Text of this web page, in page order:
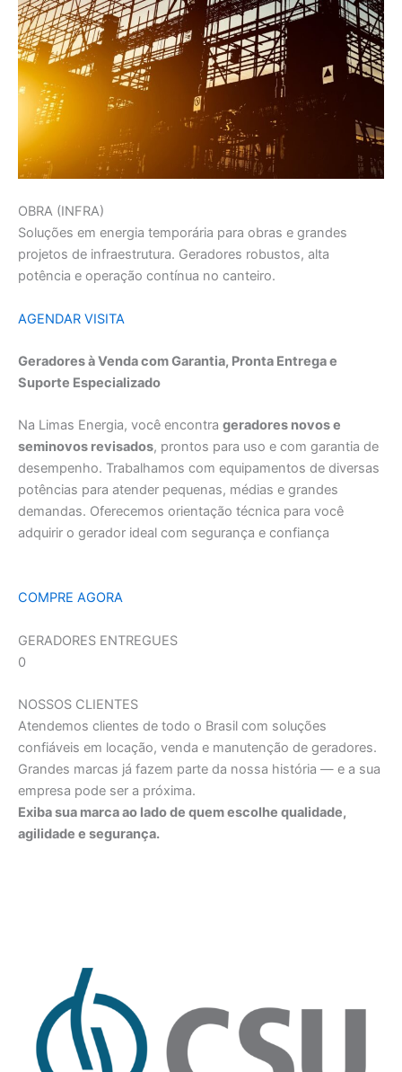
OBRA (INFRA)
Soluções em energia temporária para obras e grandes
projetos de infraestrutura. Geradores robustos, alta
potência e operação contínua no canteiro.
AGENDAR VISITA
Geradores à Venda com Garantia, Pronta Entrega e
Suporte Especializado
Na Limas Energia, você encontra geradores novos e
seminovos revisados, prontos para uso e com garantia de
desempenho. Trabalhamos com equipamentos de diversas
potências para atender pequenas, médias e grandes
demandas. Oferecemos orientação técnica para você
adquirir o gerador ideal com segurança e confiança
COMPRE AGORA
GERADORES ENTREGUES
0
NOSSOS CLIENTES
Atendemos clientes de todo o Brasil com soluções
confiáveis em locação, venda e manutenção de geradores.
Grandes marcas já fazem parte da nossa história — e a sua
empresa pode ser a próxima.
Exiba sua marca ao lado de quem escolhe qualidade,
agilidade e segurança.